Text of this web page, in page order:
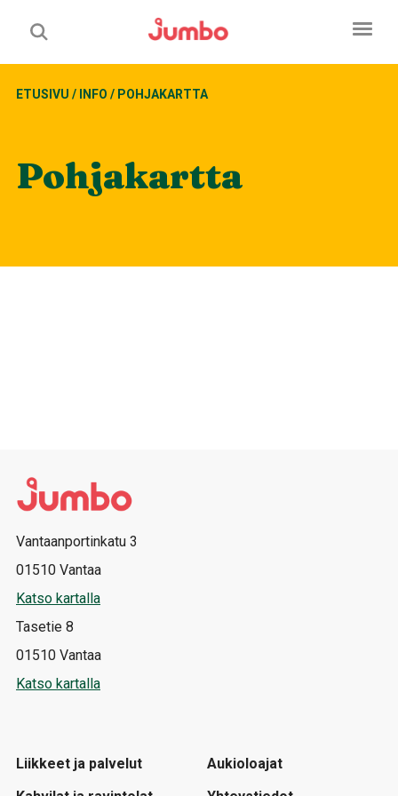
ETUSIVU / INFO / POHJAKARTTA
Pohjakartta
Vantaanportinkatu 3
01510 Vantaa
Katso kartalla
Tasetie 8
01510 Vantaa
Katso kartalla
Liikkeet ja palvelut
Aukioloajat